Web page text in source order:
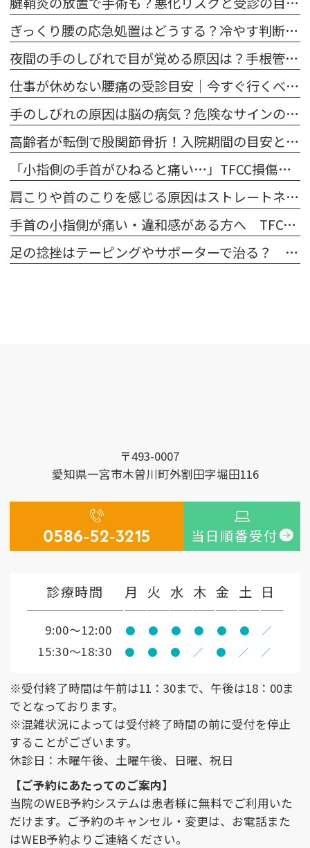
ぎっくり腰の応急処置はどうする？冷やす判断と受診基準を解説
夜間の手のしびれで目が覚める原因は？手根管症候群の対策と受診目安
仕事が休めない腰痛の受診目安｜今すぐ行くべき危険なサイン
手のしびれの原因は脳の病気？危険なサインの見分け方と受診の目安
高齢者が転倒で股関節骨折！入院期間の目安と寝たきりを防ぐ対策
「小指側の手首がひねると痛い…」TFCC損傷の治し方と治療の選択肢
肩こりや首のこりを感じる原因はストレートネック？【症状セルフチェック】
手首の小指側が痛い・違和感がある方へ TFCC損傷とは？
足の捻挫はテーピングやサポーターで治る？ 病院での対処法も解説
〒493-0007
愛知県一宮市木曽川町外割田字堀田116
0586-52-3215 当日順番受付
診療時間 月 火 水 木 金 土 日
9:00〜12:00 ● ● ● ● ● ● ／
15:30〜18:30 ● ● ● ／ ● ／ ／
※受付終了時間は午前は11：30まで、午後は18：00ま
でとなっております。
※混雑状況によっては受付終了時間の前に受付を停止
することがございます。
休診日：木曜午後、土曜午後、日曜、祝日
【ご予約にあたってのご案内】
当院のWEB予約システムは患者様に無料でご利用いた
だけます。ご予約のキャンセル・変更は、お電話また
はWEB予約よりご連絡ください。